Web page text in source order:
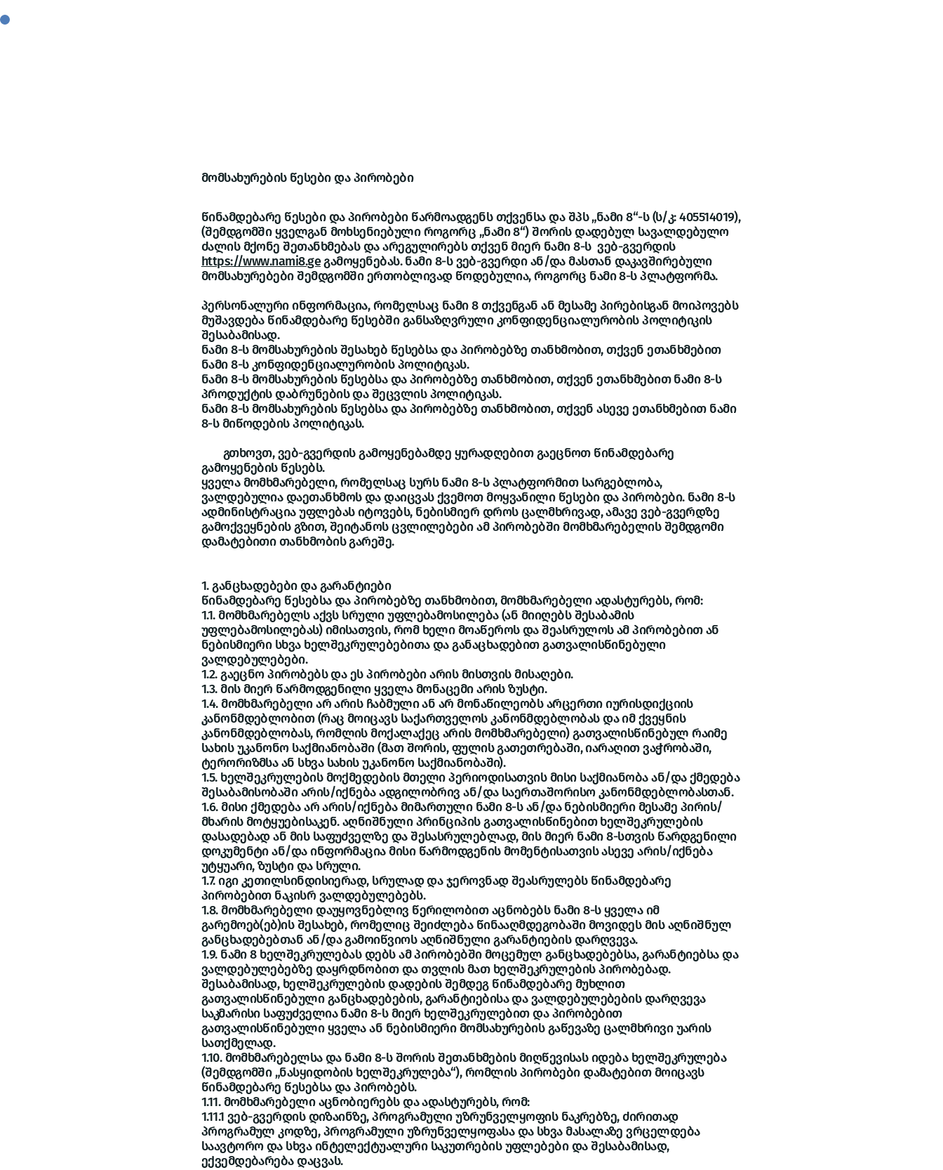
მომსახურების წესები და პირობები
წინამდებარე წესები და პირობები წარმოადგენს თქვენსა და შპს „ნამი 8“-ს (ს/კ: 405514019),
(შემდგომში ყველგან მოხსენიებული როგორც „ნამი 8“) შორის დადებულ სავალდებულო
ძალის მქონე შეთანხმებას და არეგულირებს თქვენ მიერ ნამი 8-ს ვებ-გვერდის
https://www.nami8.geგამოყენებას. ნამი 8-ს ვებ-გვერდი ან/და მასთან დაკავშირებული
მომსახურებები შემდგომში ერთობლივად წოდებულია, როგორც ნამი 8-ს პლატფორმა.
პერსონალური ინფორმაცია, რომელსაც ნამი 8 თქვენგან ან მესამე პირებისგან მოიპოვებს
მუშავდება წინამდებარე წესებში განსაზღვრული კონფიდენციალურობის პოლიტიკის
შესაბამისად.
ნამი 8-ს მომსახურების შესახებ წესებსა და პირობებზე თანხმობით, თქვენ ეთანხმებით
ნამი 8-ს კონფიდენციალურობის პოლიტიკას.
ნამი 8-ს მომსახურების წესებსა და პირობებზე თანხმობით, თქვენ ეთანხმებით ნამი 8-ს
პროდუქტის დაბრუნების და შეცვლის პოლიტიკას.
ნამი 8-ს მომსახურების წესებსა და პირობებზე თანხმობით, თქვენ ასევე ეთანხმებით ნამი
8-ს მიწოდების პოლიტიკას.
გთხოვთ, ვებ-გვერდის გამოყენებამდე ყურადღებით გაეცნოთ წინამდებარე
გამოყენების წესებს.
ყველა მომხმარებელი, რომელსაც სურს ნამი 8-ს პლატფორმით სარგებლობა,
ვალდებულია დაეთანხმოს და დაიცვას ქვემოთ მოყვანილი წესები და პირობები. ნამი 8-ს
ადმინისტრაცია უფლებას იტოვებს, ნებისმიერ დროს ცალმხრივად, ამავე ვებ-გვერდზე
გამოქვეყნების გზით, შეიტანოს ცვლილებები ამ პირობებში მომხმარებელის შემდგომი
დამატებითი თანხმობის გარეშე.
1. განცხადებები და გარანტიები
წინამდებარე წესებსა და პირობებზე თანხმობით, მომხმარებელი ადასტურებს, რომ:
1.1. მომხმარებელს აქვს სრული უფლებამოსილება (ან მიიღებს შესაბამის
უფლებამოსილებას) იმისათვის, რომ ხელი მოაწეროს და შეასრულოს ამ პირობებით ან
ნებისმიერი სხვა ხელშეკრულებებითა და განაცხადებით გათვალისწინებული
ვალდებულებები.
1.2. გაეცნო პირობებს და ეს პირობები არის მისთვის მისაღები.
1.3. მის მიერ წარმოდგენილი ყველა მონაცემი არის ზუსტი.
1.4. მომხმარებელი არ არის ჩაბმული ან არ მონაწილეობს არცერთი იურისდიქციის
კანონმდებლობით (რაც მოიცავს საქართველოს კანონმდებლობას და იმ ქვეყნის
კანონმდებლობას, რომლის მოქალაქეც არის მომხმარებელი) გათვალისწინებულ რაიმე
სახის უკანონო საქმიანობაში (მათ შორის, ფულის გათეთრებაში, იარაღით ვაჭრობაში,
ტერორიზმსა ან სხვა სახის უკანონო საქმიანობაში).
1.5. ხელშეკრულების მოქმედების მთელი პერიოდისათვის მისი საქმიანობა ან/და ქმედება
შესაბამისობაში არის/იქნება ადგილობრივ ან/და საერთაშორისო კანონმდებლობასთან.
1.6. მისი ქმედება არ არის/იქნება მიმართული ნამი 8-ს ან/და ნებისმიერი მესამე პირის/
მხარის მოტყუებისაკენ. აღნიშნული პრინციპის გათვალისწინებით ხელშეკრულების
დასადებად ან მის საფუძველზე და შესასრულებლად, მის მიერ ნამი 8-სთვის წარდგენილი
დოკუმენტი ან/და ინფორმაცია მისი წარმოდგენის მომენტისათვის ასევე არის/იქნება
უტყუარი, ზუსტი და სრული.
1.7. იგი კეთილსინდისიერად, სრულად და ჯეროვნად შეასრულებს წინამდებარე
პირობებით ნაკისრ ვალდებულებებს.
1.8. მომხმარებელი დაუყოვნებლივ წერილობით აცნობებს ნამი 8-ს ყველა იმ
გარემოებ(ებ)ის შესახებ, რომელიც შეიძლება წინააღმდეგობაში მოვიდეს მის აღნიშნულ
განცხადებებთან ან/და გამოიწვიოს აღნიშნული გარანტიების დარღვევა.
1.9. ნამი 8 ხელშეკრულებას დებს ამ პირობებში მოცემულ განცხადებებსა, გარანტიებსა და
ვალდებულებებზე დაყრდნობით და თვლის მათ ხელშეკრულების პირობებად.
შესაბამისად, ხელშეკრულების დადების შემდეგ წინამდებარე მუხლით
გათვალისწინებული განცხადებების, გარანტიებისა და ვალდებულებების დარღვევა
საკმარისი საფუძველია ნამი 8-ს მიერ ხელშეკრულებით და პირობებით
გათვალისწინებული ყველა ან ნებისმიერი მომსახურების გაწევაზე ცალმხრივი უარის
სათქმელად.
1.10. მომხმარებელსა და ნამი 8-ს შორის შეთანხმების მიღწევისას იდება ხელშეკრულება
(შემდგომში „ნასყიდობის ხელშეკრულება“), რომლის პირობები დამატებით მოიცავს
წინამდებარე წესებსა და პირობებს.
1.11. მომხმარებელი აცნობიერებს და ადასტურებს, რომ:
1.11.1 ვებ-გვერდის დიზაინზე, პროგრამული უზრუნველყოფის ნაკრებზე, ძირითად
პროგრამულ კოდზე, პროგრამული უზრუნველყოფასა და სხვა მასალაზე ვრცელდება
საავტორო და სხვა ინტელექტუალური საკუთრების უფლებები და შესაბამისად,
ექვემდებარება დაცვას.